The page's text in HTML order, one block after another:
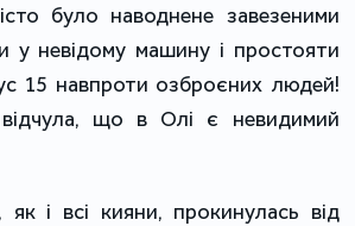
було наводнене завезеними
у невідому машину і простояти
15 навпроти озброєних людей!
що в Олі є невидимий
і всі кияни, прокинулась від